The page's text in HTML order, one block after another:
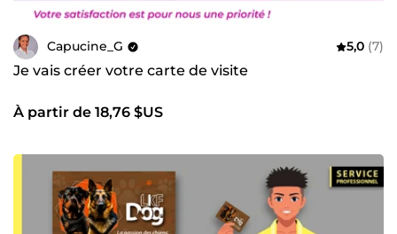
Capucine_G 5,0 (7)
Je vais créer votre carte de visite
À partir de 18,76 $US